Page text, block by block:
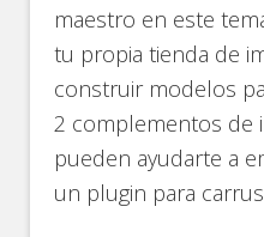
maestro en este
tu propia tienda de
construir modelos
2 complementos de
pueden ayudarte a
un plugin para